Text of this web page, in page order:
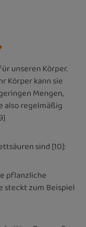
unseren Körper.
Körper kann sie
Mengen,
also regelmäßig
sind [10]:
pflanzliche
steckt zum Beispiel